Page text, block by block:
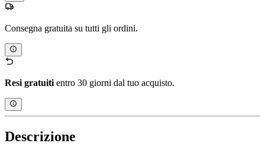
Consegna gratuita su tutti gli ordini.
Resi gratuiti entro 30 giorni dal tuo acquisto.
Descrizione